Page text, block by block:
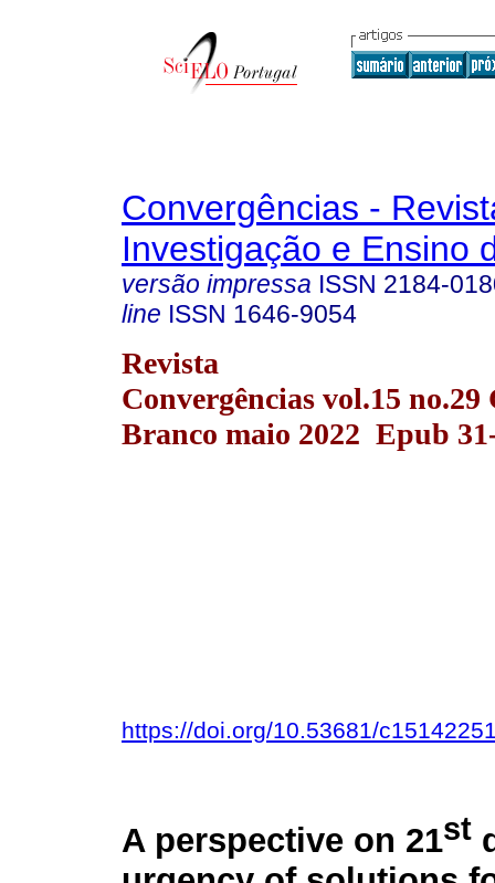
Convergências -
Investigação e Ensino
versão impressa ISSN 2184-
line ISSN 1646-9054
Revista
Convergências vol.15 no.29
Branco maio 2022 Epub
https://doi.org/10.53681/
A perspective on 21st